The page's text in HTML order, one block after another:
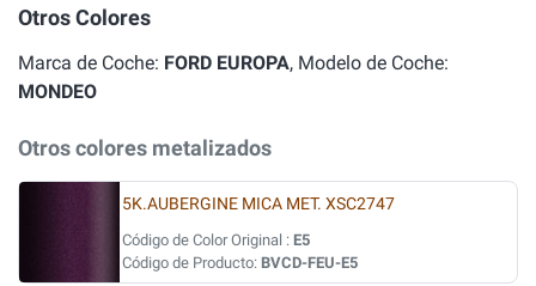
Otros Colores
Marca de Coche: FORD EUROPA, Modelo de Coche:
MONDEO
Otros colores metalizados
5K.AUBERGINE MICA MET. XSC2747
Código de Color Original : E5
Código de Producto: BVCD-FEU-E5